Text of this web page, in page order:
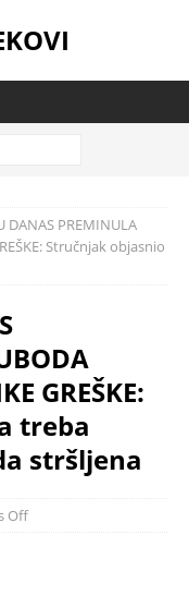
DANAS PREMINULA
Stručnjak objasnio
GREŠKE:
treba
stršljena
Off